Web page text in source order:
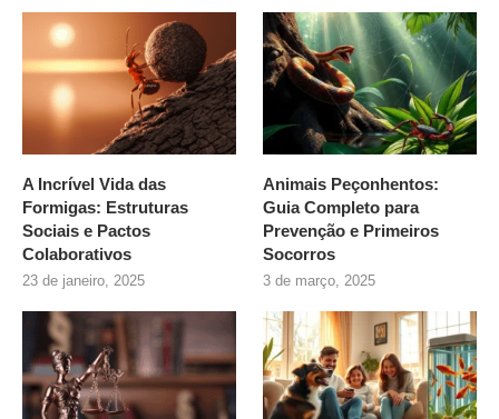
A Incrível Vida das
Formigas: Estruturas
Sociais e Pactos
Colaborativos
23 de janeiro, 2025
Animais Peçonhentos:
Guia Completo para
Prevenção e Primeiros
Socorros
3 de março, 2025